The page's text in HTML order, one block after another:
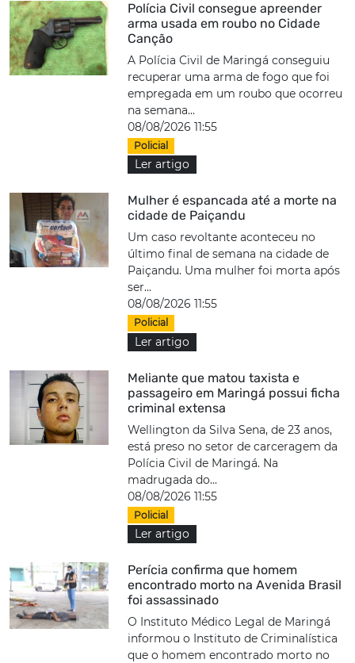
Polícia Civil consegue apreender
arma usada em roubo no Cidade
Canção
A Polícia Civil de Maringá conseguiu
recuperar uma arma de fogo que foi
empregada em um roubo que ocorreu
na semana...
08/08/2026 11:55
Policial
Ler artigo
Mulher é espancada até a morte na
cidade de Paiçandu
Um caso revoltante aconteceu no
último final de semana na cidade de
Paiçandu. Uma mulher foi morta após
ser...
08/08/2026 11:55
Policial
Ler artigo
Meliante que matou taxista e
passageiro em Maringá possui ficha
criminal extensa
Wellington da Silva Sena, de 23 anos,
está preso no setor de carceragem da
Polícia Civil de Maringá. Na
madrugada do...
08/08/2026 11:55
Policial
Ler artigo
Perícia confirma que homem
encontrado morto na Avenida Brasil
foi assassinado
O Instituto Médico Legal de Maringá
informou o Instituto de Criminalística
que o homem encontrado morto no